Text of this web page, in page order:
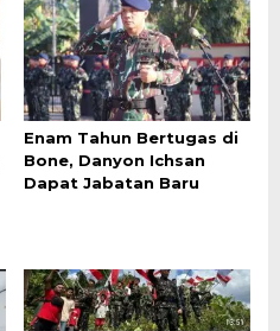
Enam Tahun Bertugas di
Bone, Danyon Ichsan
Dapat Jabatan Baru